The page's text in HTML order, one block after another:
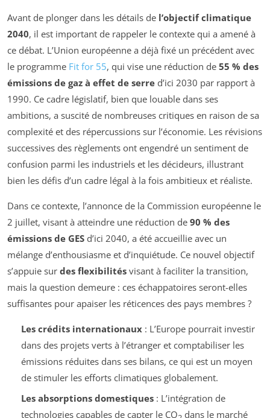
Avant de plonger dans les détails de l’objectif climatique
2040, il est important de rappeler le contexte qui a amené à
ce débat. L’Union européenne a déjà fixé un précédent avec
le programme Fit for 55, qui vise une réduction de 55 % des
émissions de gaz à effet de serre d’ici 2030 par rapport à
1990. Ce cadre législatif, bien que louable dans ses
ambitions, a suscité de nombreuses critiques en raison de sa
complexité et des répercussions sur l’économie. Les révisions
successives des règlements ont engendré un sentiment de
confusion parmi les industriels et les décideurs, illustrant
bien les défis d’un cadre légal à la fois ambitieux et réaliste.
Dans ce contexte, l’annonce de la Commission européenne le
2 juillet, visant à atteindre une réduction de 90 % des
émissions de GES d’ici 2040, a été accueillie avec un
mélange d’enthousiasme et d’inquiétude. Ce nouvel objectif
s’appuie sur des flexibilités visant à faciliter la transition,
mais la question demeure : ces échappatoires seront-elles
suffisantes pour apaiser les réticences des pays membres ?
Les crédits internationaux: L’Europe pourrait investir
dans des projets verts à l’étranger et comptabiliser les
émissions réduites dans ses bilans, ce qui est un moyen
de stimuler les efforts climatiques globalement.
Les absorptions domestiques: L’intégration de
technologies capables de capter le CO dans le marché